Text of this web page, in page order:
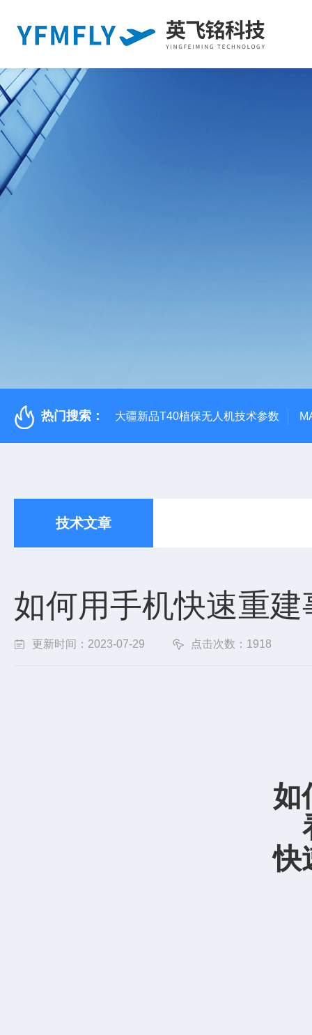
热门搜索： 大疆新品T40植保无人机技术参数
技术文章
如何用手机快速重
更新时间：2023-07-29 点击次数：1918
如
快